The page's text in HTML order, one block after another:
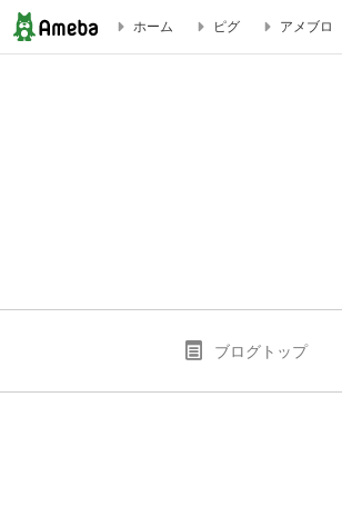
ホーム ピグ アメブロ
ブログトップ